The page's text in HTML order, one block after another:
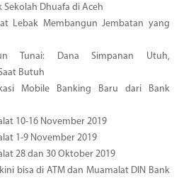
Dhuafa di Aceh
Lebak Membangun Jembatan yang
Tunai: Dana Simpanan Utuh,
Butuh
Mobile Banking Baru dari Bank
10-16 November 2019
1-9 November 2019
28 dan 30 Oktober 2019
bisa di ATM dan Muamalat DIN Bank